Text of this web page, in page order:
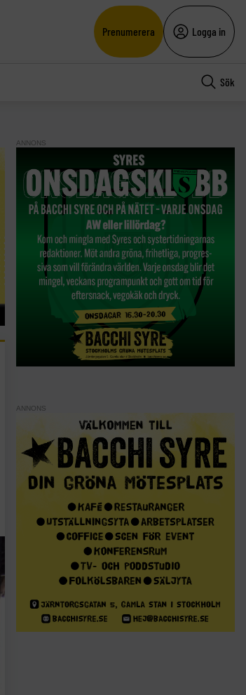
Prenumerera Logga in
Sök
ANNONS
ANNONS